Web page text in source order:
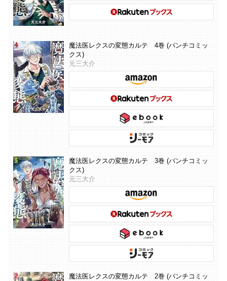
魔法医レクスの変態カルテ 4巻 (バンチコミッ
クス)
元三大介
魔法医レクスの変態カルテ 3巻 (バンチコミッ
クス)
元三大介
魔法医レクスの変態カルテ 2巻 (バンチコミッ